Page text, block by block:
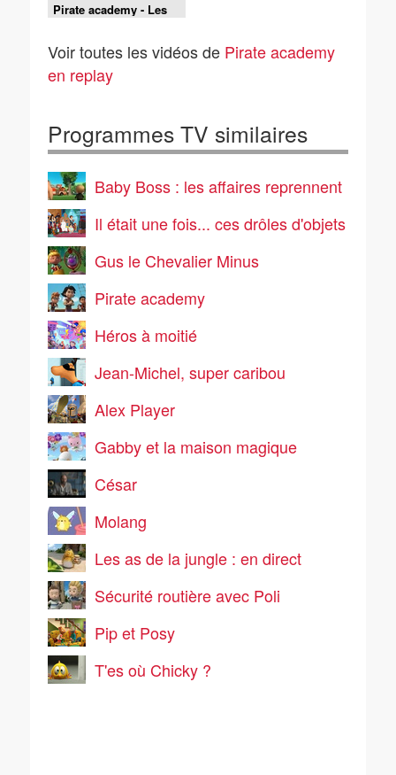
Pirate academy - Les
olympiades de la mer
Voir toutes les vidéos de Pirate academy
en replay
Programmes TV similaires
Baby Boss : les affaires reprennent
Il était une fois... ces drôles d'objets
Gus le Chevalier Minus
Pirate academy
Héros à moitié
Jean-Michel, super caribou
Alex Player
Gabby et la maison magique
César
Molang
Les as de la jungle : en direct
Sécurité routière avec Poli
Pip et Posy
T'es où Chicky ?